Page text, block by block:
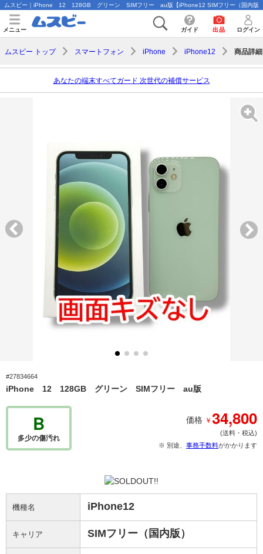
ムスビー｜iPhone 12 128GB グリーン SIMフリー au版【iPhone12 SIMフリー（国内版
メニュー ガイド 出品 ログイン
ムスビー トップ スマートフォン iPhone iPhone12 商品詳細
あなたの端末すべてガード 次世代の補償サービス
#27834664
iPhone 12 128GB グリーン SIMフリー au版
B
多少の傷汚れ
価格 ￥34,800
(送料・税込)
※ 別途、 事務手数料がかかります
機種名 iPhone12
キャリア SIMフリー（国内版）